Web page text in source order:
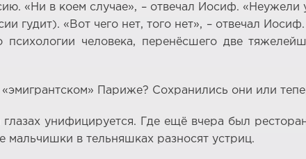
«Ни в коем случае», – отвечал Иосиф.
гудит). «Вот чего нет, того нет», – отвечал
человека, перенёсшего две
Париже? Сохранились они или
унифицируется. Где ещё вчера был
мальчишки в тельняшках разносят устриц.